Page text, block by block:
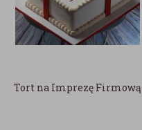
Tort na Imprezę Firmową